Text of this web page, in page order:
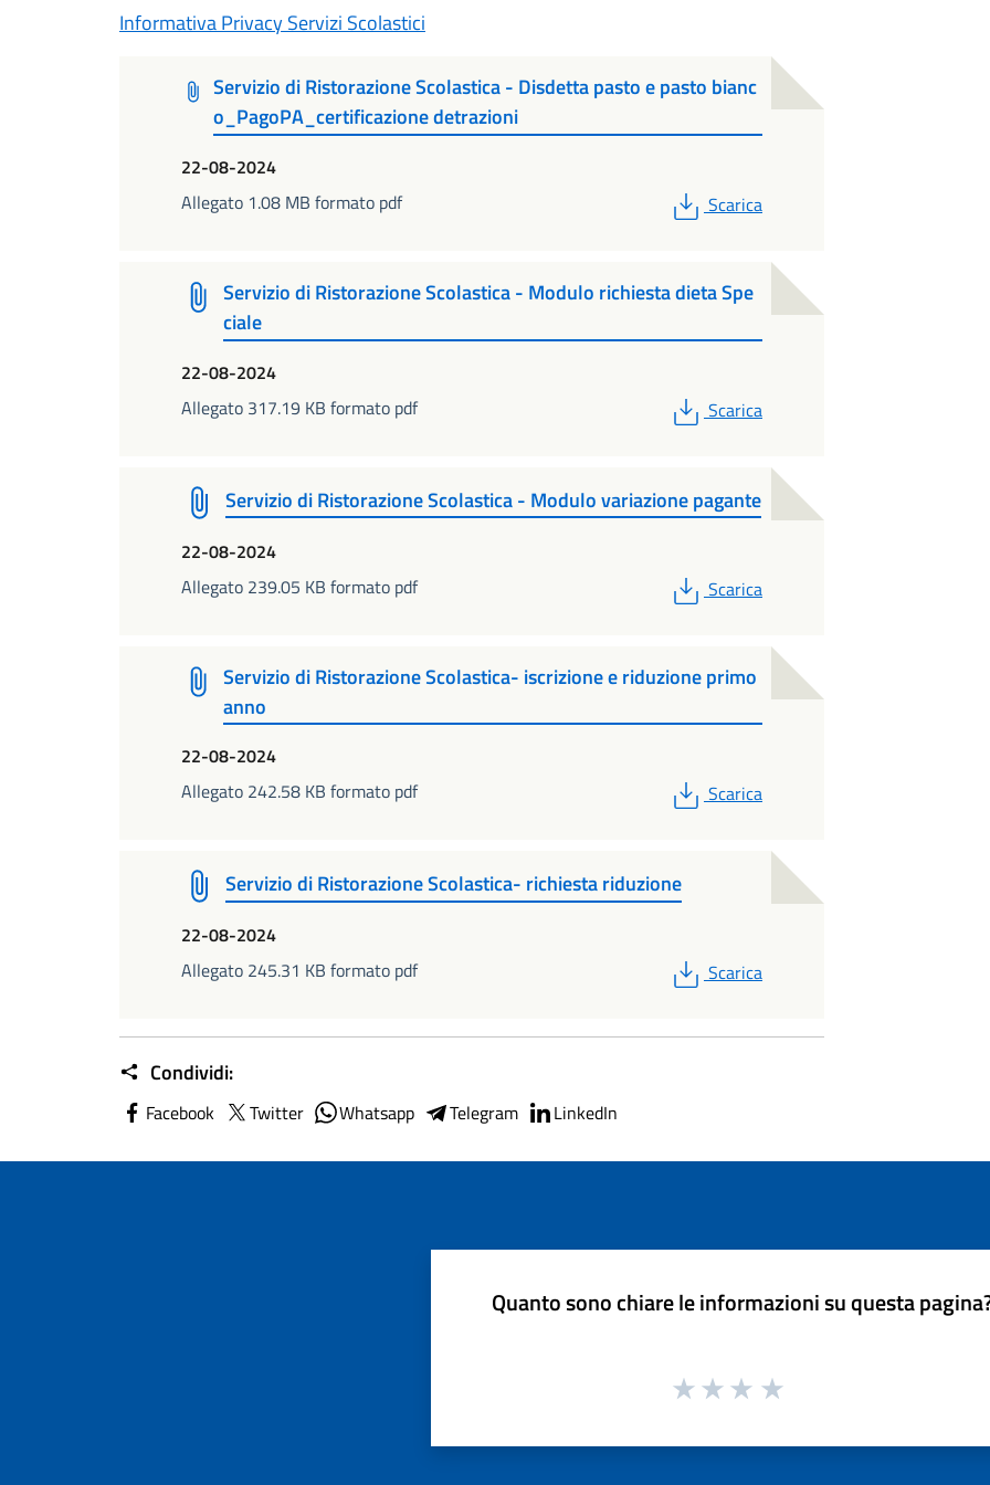
Informativa Privacy Servizi Scolastici
Servizio di Ristorazione Scolastica - Disdetta pasto e pasto bianc
o_PagoPA_certificazione detrazioni
22-08-2024
Allegato 1.08 MB formato pdf
PDF
Scarica
Servizio di Ristorazione Scolastica - Modulo richiesta dieta Spe
ciale
22-08-2024
Allegato 317.19 KB formato pdf
PDF
Scarica
Servizio di Ristorazione Scolastica - Modulo variazione pagante
22-08-2024
Allegato 239.05 KB formato pdf
PDF
Scarica
Servizio di Ristorazione Scolastica- iscrizione e riduzione primo
anno
22-08-2024
Allegato 242.58 KB formato pdf
PDF
Scarica
Servizio di Ristorazione Scolastica- richiesta riduzione
22-08-2024
Allegato 245.31 KB formato pdf
PDF
Scarica
Condividi:
Facebook Twitter Whatsapp Telegram LinkedIn
Quanto sono chiare le informazioni su questa